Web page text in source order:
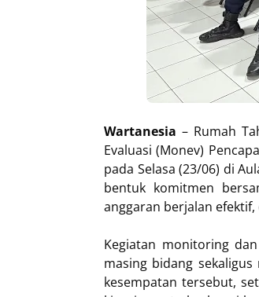
Wartanesia – Rumah
Evaluasi (Monev)
pada Selasa (23/06) di
bentuk komitmen
anggaran berjalan
Kegiatan monitoring
masing bidang
kesempatan tersebut,